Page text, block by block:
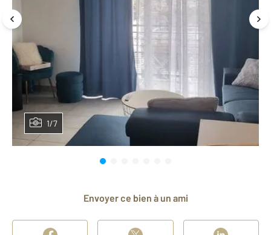
1/7
Envoyer ce bien à un ami